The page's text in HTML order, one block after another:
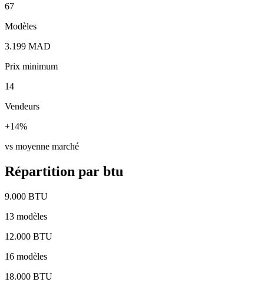
67
Modèles
3.199 MAD
Prix minimum
14
Vendeurs
+14%
vs moyenne marché
Répartition par btu
9.000 BTU
13 modèles
12.000 BTU
16 modèles
18.000 BTU